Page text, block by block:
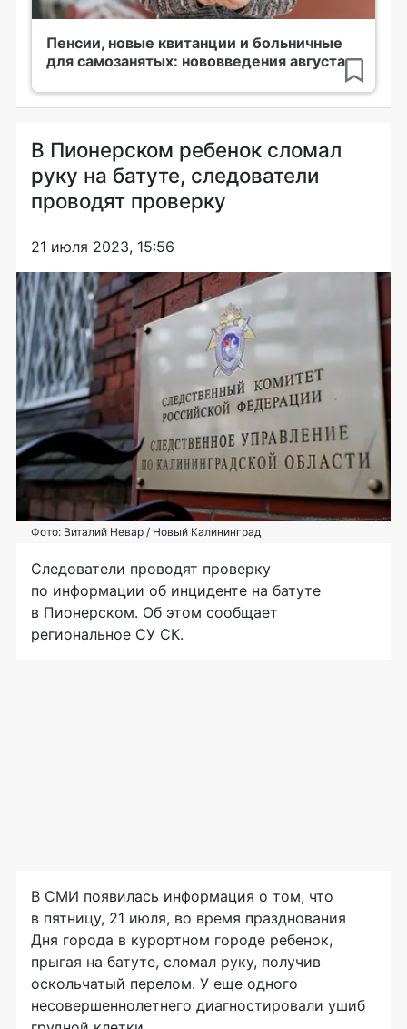
Пенсии, новые квитанции и больничные
для самозанятых: нововведения августа
В Пионерском ребенок сломал
руку на батуте, следователи
проводят проверку
21 июля 2023, 15:56
Фото: Виталий Невар / Новый Калининград
Следователи проводят проверку
по информации об инциденте на батуте
в Пионерском. Об этом сообщает
региональное СУ СК.
В СМИ появилась информация о том, что
в пятницу, 21 июля, во время празднования
Дня города в курортном городе ребенок,
прыгая на батуте, сломал руку, получив
оскольчатый перелом. У еще одного
несовершеннолетнего диагностировали ушиб